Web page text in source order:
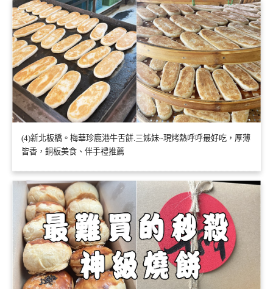
(4)新北板橋。梅華珍鹿港牛舌餅.三姊妹~現烤熱呼呼最好吃，厚薄
皆香，銅板美食、伴手禮推薦